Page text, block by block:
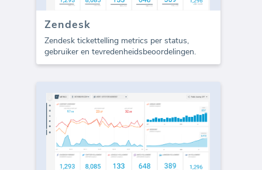
Zendesk
Zendesk tickettelling metrics per status,
gebruiker en tevredenheidsbeoordelingen.